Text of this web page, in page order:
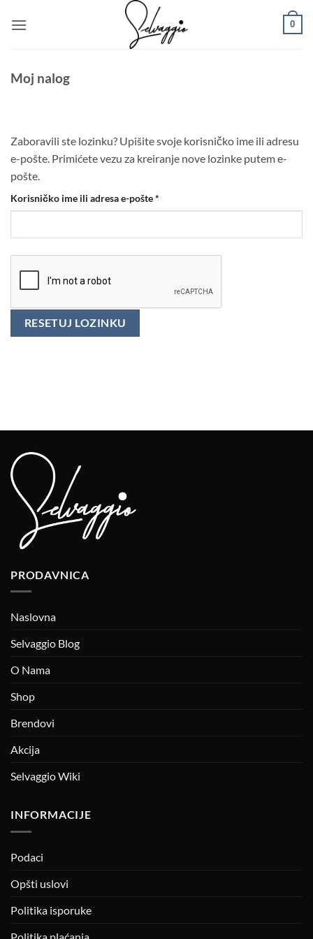
0
Moj nalog
Zaboravili ste lozinku? Upišite svoje korisničko ime ili adresu
e-pošte. Primićete vezu za kreiranje nove lozinke putem e-
pošte.
Korisničko ime ili adresa e-pošte*
RESETUJ LOZINKU
PRODAVNICA
Naslovna
Selvaggio Blog
O Nama
Shop
Brendovi
Akcija
Selvaggio Wiki
INFORMACIJE
Podaci
Opšti uslovi
Politika isporuke